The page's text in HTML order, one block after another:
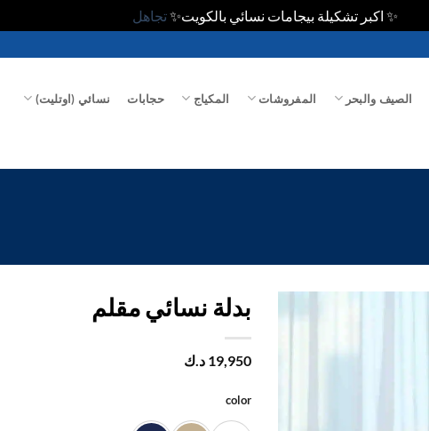
✨ اكبر تشكيلة بيجامات نسائي بالكويت✨تجاهل
الصيف والبحر المفروشات المكياج حجابات نسائي (اوتليت)
بدلة نسائي مقلم
19,950 د.ك
color